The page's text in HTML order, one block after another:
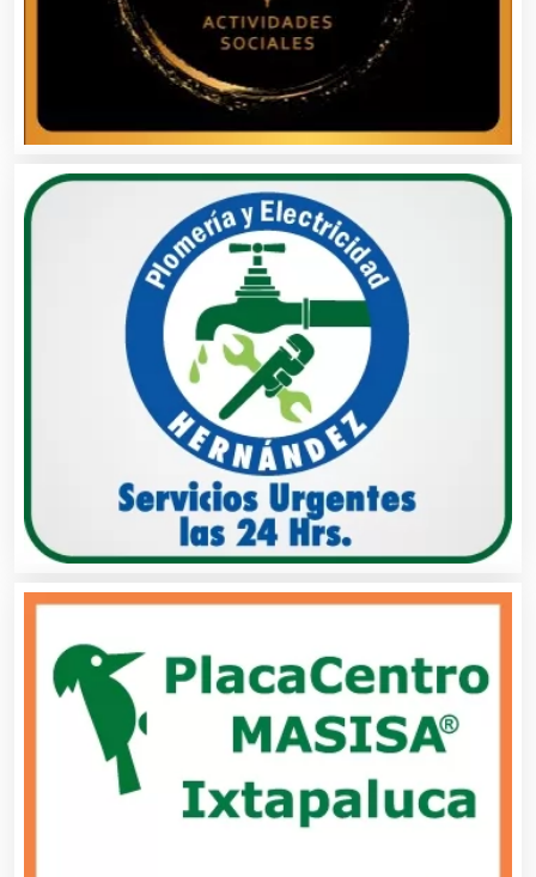
Aluminio
Análisis Clínicos
Análisis de Aguas
Animadores de Eventos
Aparatos y Equipos Eléctricos
Arquitectos
Artes Gráficas
Artesanías